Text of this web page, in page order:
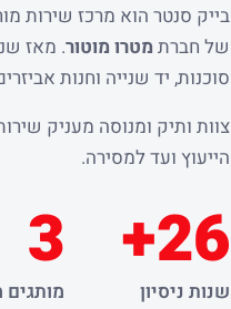
בייק סנטר הוא מרכז שירות
של חברת מטרו מוטור
סוכנות, יד שנייה וחנות
צוות ותיק ומנוסה מעניק
הייעוץ ועד למסירה.
26+
שנות ניסיון
3